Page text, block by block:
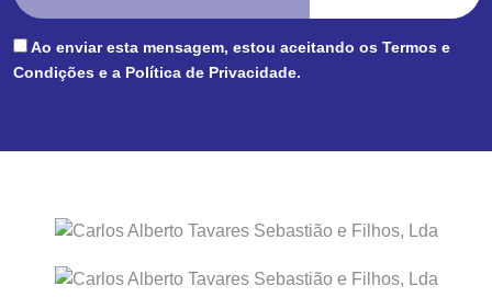
Ao enviar esta mensagem, estou aceitando os Termos e
Condições e a Política de Privacidade.